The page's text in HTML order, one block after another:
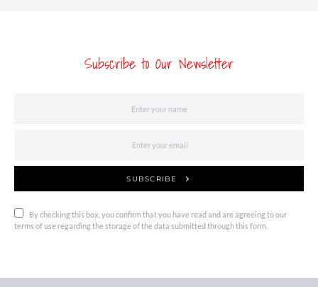
Subscribe to Our Newsletter
SUBSCRIBE
By checking this box, you confirm that you have read and are agreeing to our
terms of use regarding the storage of the data submitted through this form.